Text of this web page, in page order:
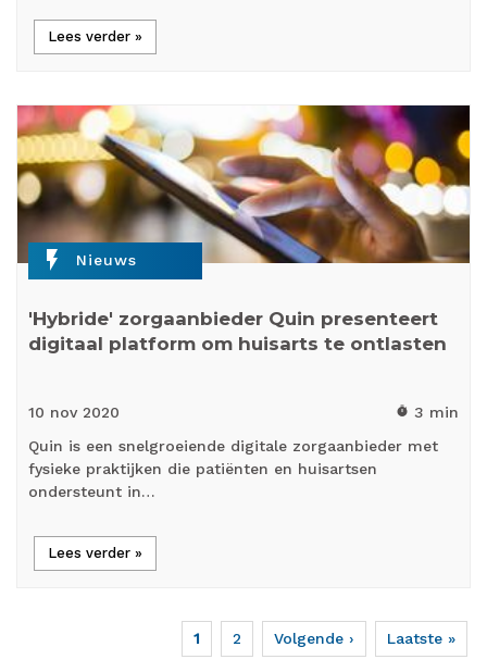
Lees verder »
flash_on Nieuws
'Hybride' zorgaanbieder Quin presenteert
digitaal platform om huisarts te ontlasten
10 nov 2020 timer 3 min
Quin is een snelgroeiende digitale zorgaanbieder met
fysieke praktijken die patiënten en huisartsen
ondersteunt in…
Lees verder »
Huidige
pagina
1 Page
2
Volgende
pagina
Volgende ›
Laatste
pagina
Laatste »